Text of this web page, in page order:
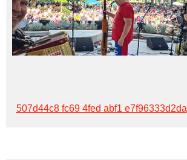
507d44c8 fc69 4fed abf1 e7f96333d2da